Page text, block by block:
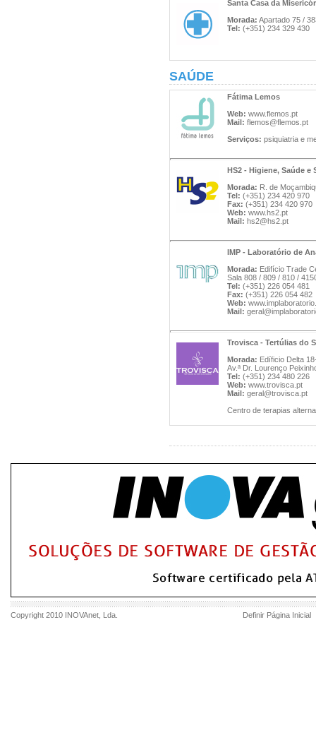
Santa Casa da
Morada: Apartado 75 /
Tel: (+351) 234 329 430
SAÚDE
Fátima Lemos
Web: www.flemos.pt
Mail: flemos@flemos.pt
Serviços: psiquiatria e
HS2 - Higiene, Saúde e
Morada: R. de
Tel: (+351) 234 420 970
Fax: (+351) 234 420 970
Web: www.hs2.pt
Mail: hs2@hs2.pt
IMP - Laboratório de
Morada: Edifício Trade
Sala 808 / 809 / 810 /
Tel: (+351) 226 054 481
Fax: (+351) 226 054 482
Web:
Mail:
Trovisca - Tertúlias do
Morada: Edíficio Delta
Av.ª Dr. Lourenço
Tel: (+351) 234 480 226
Web: www.trovisca.pt
Mail: geral@trovisca.pt
Centro de terapias
Copyright 2010 INOVAnet , Lda. Definir Página Inicial